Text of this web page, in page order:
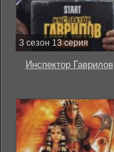
3 сезон 13 серия
Инспектор Гаврилов